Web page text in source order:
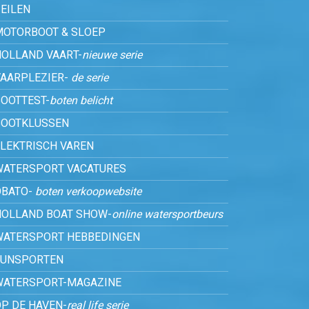
& SLOEP
VAART-nieuwe serie
de serie
boten belicht
VAREN
VACATURES
boten verkoopwebsite
BOAT SHOW-online watersportbeurs
HEBBEDINGEN
MAGAZINE
DE HAVEN-real life serie